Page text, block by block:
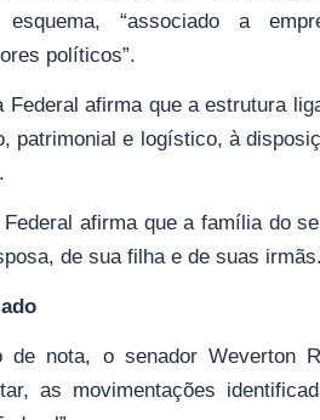
esquema, “associado a
políticos”.
Federal afirma que a estrutura
patrimonial e logístico, à
afirma que a família do
de sua filha e de suas
de nota, o senador Weverton
as movimentações